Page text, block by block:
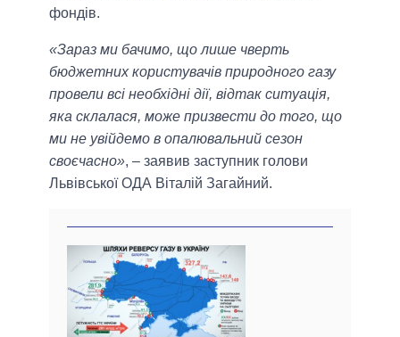
фондів.
«Зараз ми бачимо, що лише чверть
бюджетних користувачів природного газу
провели всі необхідні дії, відтак ситуація,
яка склалася, може призвести до того, що
ми не увійдемо в опалювальний сезон
своєчасно», – заявив заступник голови
Львівської ОДА Віталій Загайний.